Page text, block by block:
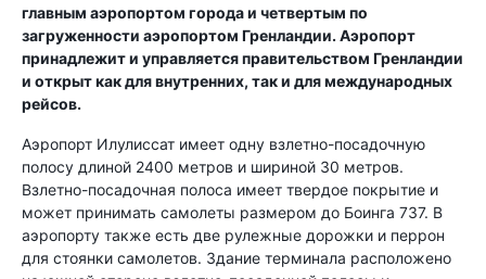
главным аэропортом города и четвертым по
загруженности аэропортом Гренландии. Аэропорт
принадлежит и управляется правительством Гренландии
и открыт как для внутренних, так и для международных
рейсов.
Аэропорт Илулиссат имеет одну взлетно-посадочную
полосу длиной 2400 метров и шириной 30 метров.
Взлетно-посадочная полоса имеет твердое покрытие и
может принимать самолеты размером до Боинга 737. В
аэропорту также есть две рулежные дорожки и перрон
для стоянки самолетов. Здание терминала расположено